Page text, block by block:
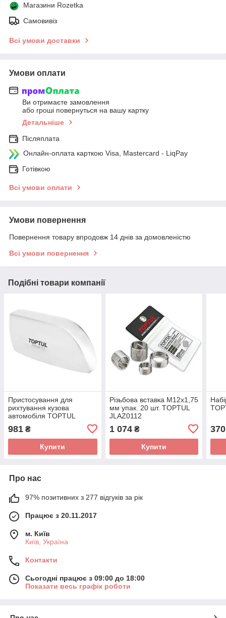
Магазини Rozetka
Самовивіз
Всі умови доставки
Умови оплати
Ви отримаєте замовлення
або гроші повернуться на вашу картку
Детальніше
Післяплата
Онлайн-оплата карткою Visa, Mastercard - LiqPay
Готівкою
Всі умови оплати
Умови повернення
Повернення товару впродовж 14 днів за домовленістю
Всі умови повернення
Подібні товари компанії
Пристосування для
рихтування кузова
автомобіля TOPTUL
981 ₴
Купити
Pізьбoвa вставка М12х1,75
мм упак. 20 шт. TOPTUL
JLAZ0112
1 074₴
Купити
370
Про нас
97% позитивних з 277 відгуків за рік
Працює з 20.11.2017
м. Київ
Київ, Україна
Контакти
Сьогодні працює з 09:00 до 18:00
Показати весь графік роботи